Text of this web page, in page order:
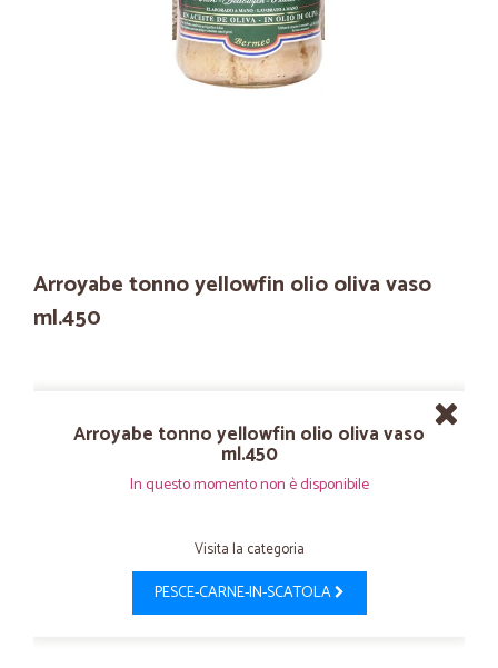
Arroyabe tonno yellowfin olio oliva vaso
ml.450
Arroyabe tonno yellowfin olio oliva vaso
ml.450
In questo momento non è disponibile
Visita la categoria
PESCE-CARNE-IN-SCATOLA